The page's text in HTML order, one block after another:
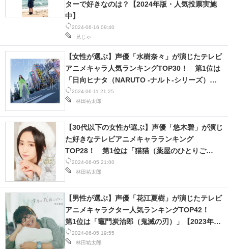
2024-06-16 09:40
兄じゃ
ターで好きなのは？【2024年版・人気投票実施
中】
2024-06-11 21:25
林田祐太郎
【女性が選ぶ】声優「水樹奈々」が演じたテレビ
アニメキャラ人気ランキングTOP30！ 第1位は
「日向ヒナタ（NARUTO -ナルト-シリーズ）」
【2024年最新投票結果】
2024-06-05 21:00
林田祐太郎
【30代以下の女性が選ぶ】声優「悠木碧」が演じ
た好きなテレビアニメキャラランキング
TOP28！ 第1位は「猫猫（薬屋のひとりご
と）」【2023年最新投票結果】
2024-06-05 19:55
林田祐太郎
【男性が選ぶ】声優「花江夏樹」が演じたテレビ
アニメキャラクター人気ランキングTOP42！
第1位は「竈門炭治郎（鬼滅の刃）」【2023年最
新投票結果】